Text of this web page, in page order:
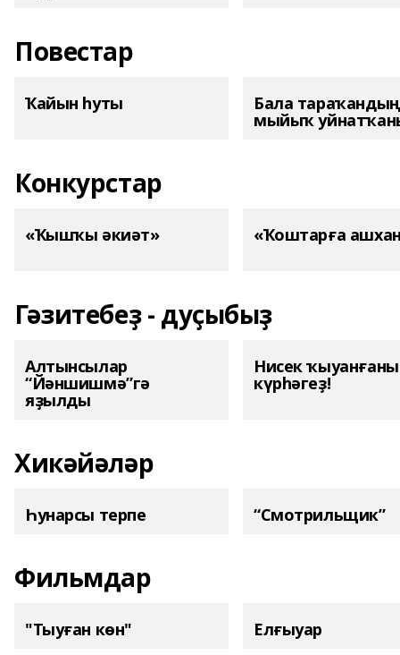
Повестар
Ҡайын һуты Бала тараҡандың
мыйыҡ
Конкурстар
«Ҡышҡы әкиәт» «Ҡоштарға
Гәзитебеҙ - дуҫыбыҙ
Алтынсылар
“Йәншишмә”гә
яҙылды
Нисек
күрһәгеҙ!
Хикәйәләр
Һунарсы терпе “Смотрильщик”
Фильмдар
"Тыуған көн" Елғыуар